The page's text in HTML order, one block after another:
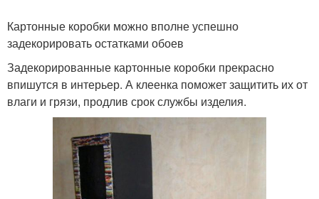
Картонные коробки можно вполне успешно
задекорировать остатками обоев
Задекорированные картонные коробки прекрасно
впишутся в интерьер. А клеенка поможет защитить их от
влаги и грязи, продлив срок службы изделия.